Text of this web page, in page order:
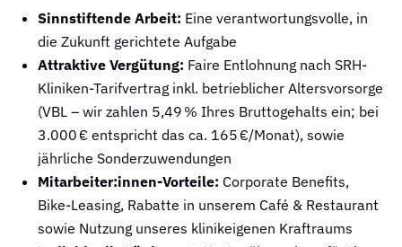
Sinnstiftende Arbeit: Eine verantwortungsvolle, in
die Zukunft gerichtete Aufgabe
Attraktive Vergütung: Faire Entlohnung nach SRH-
Kliniken-Tarifvertrag inkl. betrieblicher Altersvorsorge
(VBL – wir zahlen 5,49 % Ihres Bruttogehalts ein; bei
3.000 € entspricht das ca. 165 €/Monat), sowie
jährliche Sonderzuwendungen
Mitarbeiter:innen-Vorteile: Corporate Benefits,
Bike-Leasing, Rabatte in unserem Café & Restaurant
sowie Nutzung unseres klinikeigenen Kraftraums